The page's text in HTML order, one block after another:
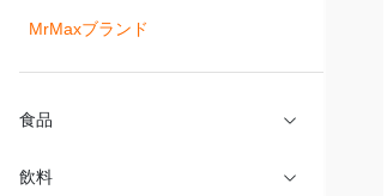
MrMaxブランド
食品
飲料